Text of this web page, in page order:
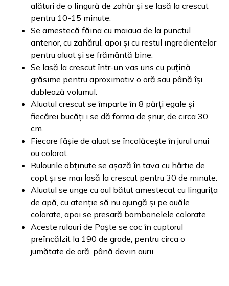
alături de o lingură de zahăr și se lasă la crescut
pentru 10-15 minute.
Se amestecă făina cu maiaua de la punctul
anterior, cu zahărul, apoi și cu restul ingredientelor
pentru aluat și se frământă bine.
Se lasă la crescut într-un vas uns cu puțină
grăsime pentru aproximativ o oră sau până își
dublează volumul.
Aluatul crescut se împarte în 8 părți egale și
fiecărei bucăți i se dă forma de șnur, de circa 30
cm.
Fiecare fâșie de aluat se încolăcește în jurul unui
ou colorat.
Rulourile obținute se așază în tava cu hârtie de
copt și se mai lasă la crescut pentru 30 de minute.
Aluatul se unge cu oul bătut amestecat cu lingurița
de apă, cu atenție să nu ajungă și pe ouăle
colorate, apoi se presară bombonelele colorate.
Aceste rulouri de Paște se coc în cuptorul
preîncălzit la 190 de grade, pentru circa o
jumătate de oră, până devin aurii.